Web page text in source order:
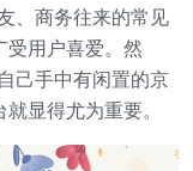
、商务往来的常见
用户喜爱。然
己手中有闲置的京
显得尤为重要。